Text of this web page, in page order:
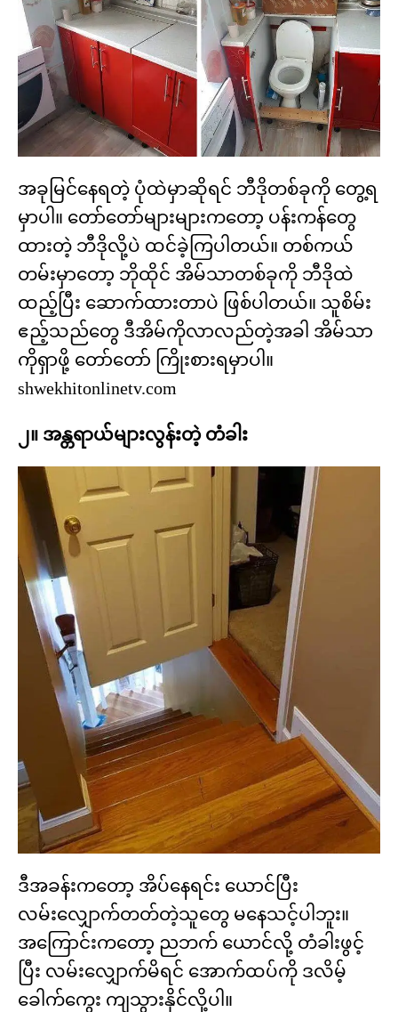
အခုမြင်နေရတဲ့ ပုံထဲမှာဆိုရင် ဘီဒိုတစ်ခုကို တွေ့ရ
မှာပါ။ တော်တော်များများကတော့ ပန်းကန်တွေ
ထားတဲ့ ဘီဒိုလို့ပဲ ထင်ခဲ့ကြပါတယ်။ တစ်ကယ်
တမ်းမှာတော့ ဘိုထိုင် အိမ်သာတစ်ခုကို ဘီဒိုထဲ
ထည့်ပြီး ဆောက်ထားတာပဲ ဖြစ်ပါတယ်။ သူစိမ်း
ဧည့်သည်တွေ ဒီအိမ်ကိုလာလည်တဲ့အခါ အိမ်သာ
ကိုရှာဖို့ တော်တော် ကြိုးစားရမှာပါ။
shwekhitonlinetv.com
၂။ အန္တရာယ်များလွန်းတဲ့ တံခါး
ဒီအခန်းကတော့ အိပ်နေရင်း ယောင်ပြီး
လမ်းလျှောက်တတ်တဲ့သူတွေ မနေသင့်ပါဘူး။
အကြောင်းကတော့ ညဘက် ယောင်လို့ တံခါးဖွင့်
ပြီး လမ်းလျှောက်မိရင် အောက်ထပ်ကို ဒလိမ့်
ခေါက်ကွေး ကျသွားနိုင်လို့ပါ။